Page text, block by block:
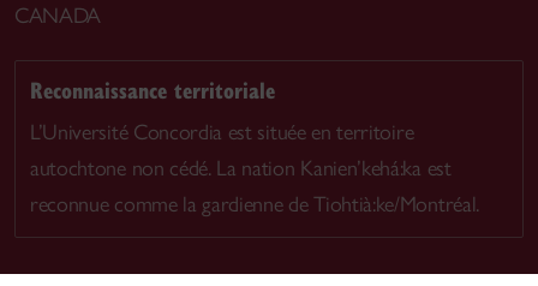
CANADA
Reconnaissance territoriale
L’Université Concordia est située en territoire
autochtone non cédé. La nation Kanien’kehá:ka est
reconnue comme la gardienne de Tiohtià:ke/Montréal.